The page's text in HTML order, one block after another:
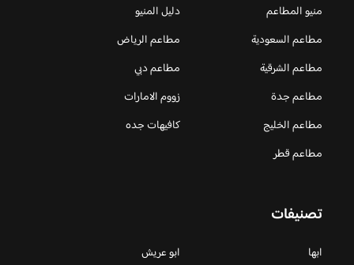
منيو المطاعم
دليل المنيو
مطاعم السعودية
مطاعم الرياض
مطاعم الشرقية
مطاعم دبي
مطاعم جدة
زووم الامارات
مطاعم الخليج
كافيهات جده
مطاعم قطر
تصنيفات
ابها
ابو عريش